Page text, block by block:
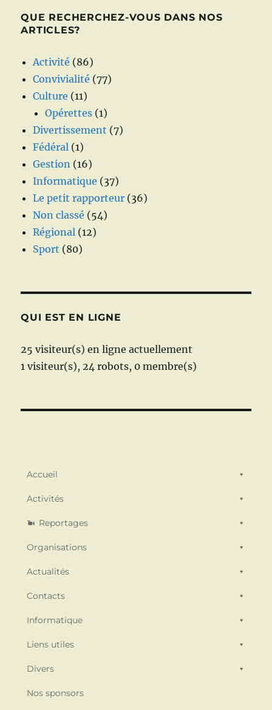
QUE RECHERCHEZ-VOUS DANS NOS
ARTICLES?
Activité (86)
Convivialité (77)
Culture (11)
Opérettes (1)
Divertissement (7)
Fédéral (1)
Gestion (16)
Informatique (37)
Le petit rapporteur (36)
Non classé (54)
Régional (12)
Sport (80)
QUI EST EN LIGNE
25 visiteur(s) en ligne actuellement
1 visiteur(s), 24 robots, 0 membre(s)
Accueil
Activités
Reportages
Organisations
Actualités
Contacts
Informatique
Liens utiles
Divers
Nos sponsors